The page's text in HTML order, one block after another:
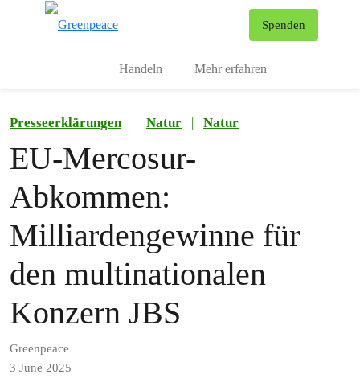
Spenden
Handeln Mehr erfahren
Presseerklärungen Natur | Natur
EU-Mercosur-
Abkommen:
Milliardengewinne für
den multinationalen
Konzern JBS
Greenpeace
3 June 2025